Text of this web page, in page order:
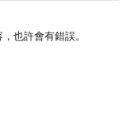
也許會有錯誤。